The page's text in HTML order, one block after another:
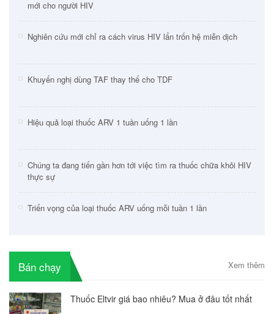
mới cho người HIV
Nghiên cứu mới chỉ ra cách virus HIV lẩn trốn hệ miễn dịch
Khuyến nghị dùng TAF thay thế cho TDF
Hiệu quả loại thuốc ARV 1 tuần uống 1 lần
Chúng ta đang tiến gần hơn tới việc tìm ra thuốc chữa khỏi HIV
thực sự
Triển vọng của loại thuốc ARV uống mỗi tuần 1 lần
Bán chạy Xem thêm
Thuốc Eltvir giá bao nhiêu? Mua ở đâu tốt nhất